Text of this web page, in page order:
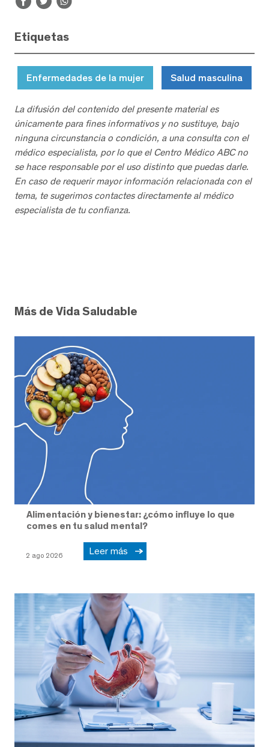
Etiquetas
Enfermedades de la mujer Salud masculina
La difusión del contenido del presente material es
únicamente para fines informativos y no sustituye, bajo
ninguna circunstancia o condición, a una consulta con el
médico especialista, por lo que el Centro Médico ABC no
se hace responsable por el uso distinto que puedas darle.
En caso de requerir mayor información relacionada con el
tema, te sugerimos contactes directamente al médico
especialista de tu confianza.
Más de Vida Saludable
Alimentación y bienestar: ¿cómo influye lo que
comes en tu salud mental?
2 ago 2026 Leer más